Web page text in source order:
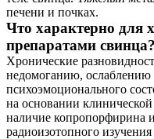
печени и почках.
Что характерно для
препаратами свинца?
Хронические
недомоганию, ослаблению
психоэмоционального
на основании
наличие копропорфирина
радиоизотопного